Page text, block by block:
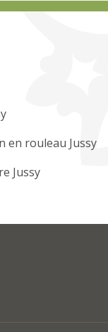
en rouleau Jussy
Jussy